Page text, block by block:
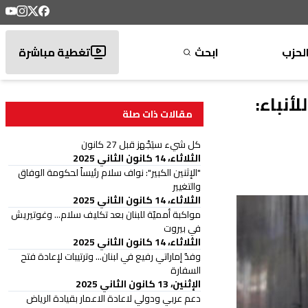
الحزب ابحث تغطية مباشرة
مقالات ذات صلة
كل شيء سيَجْهز قبل 27 كانون
الثلاثاء، 14 كانون الثاني 2025
"الإثنين الكبير": نواف سلام رئيساً لحكومة الوفاق
والتغيير
الثلاثاء، 14 كانون الثاني 2025
مواكبة أمميّة للبنان بعد تكليف سلام... وغوتيريش
في بيروت
الثلاثاء، 14 كانون الثاني 2025
وفدٌ إماراتي رفيع في لبنان... وترتيبات لإعادة فتح
السفارة
الإثنين، 13 كانون الثاني 2025
دعم عربي ودولي لاعادة الاعمار بقيادة الرياض